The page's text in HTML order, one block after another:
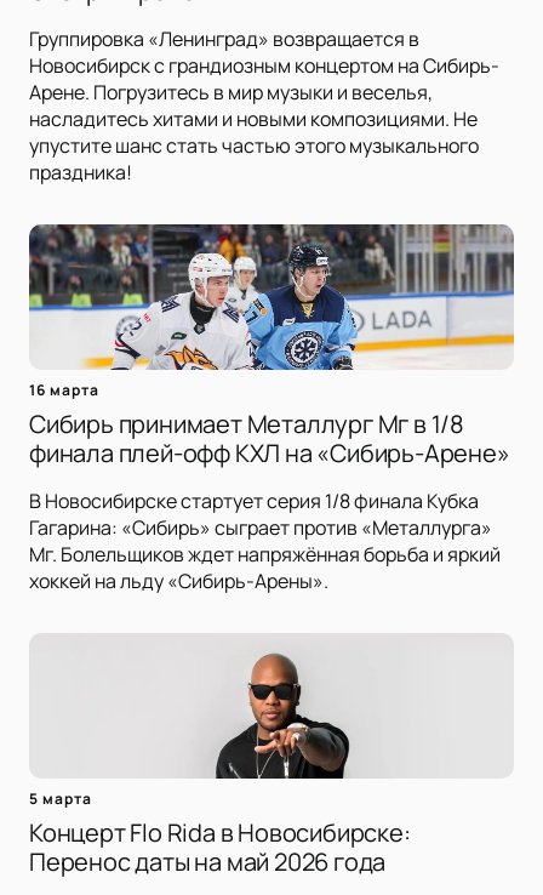
Группировка «Ленинград» возвращается в
Новосибирск с грандиозным концертом на Сибирь-
Арене. Погрузитесь в мир музыки и веселья,
насладитесь хитами и новыми композициями. Не
упустите шанс стать частью этого музыкального
праздника!
16 марта
Сибирь принимает Металлург Мг в 1/8
финала плей-офф КХЛ на «Сибирь-Арене»
В Новосибирске стартует серия 1/8 финала Кубка
Гагарина: «Сибирь» сыграет против «Металлурга»
Мг. Болельщиков ждет напряжённая борьба и яркий
хоккей на льду «Сибирь-Арены».
5 марта
Концерт Flo Rida в Новосибирске:
Перенос даты на май 2026 года